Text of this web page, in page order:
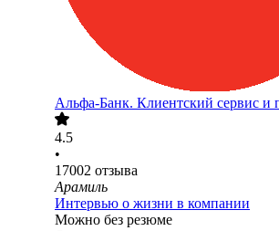
Альфа-Банк. Клиентский сервис и
4.5
•
17002 отзыва
Арамиль
Интервью о жизни в компании
Можно без резюме